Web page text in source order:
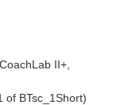
II+,
of BTsc_1Short)